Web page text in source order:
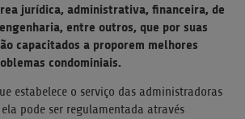
jurídica, administrativa, financeira, de
entre outros, que por suas
capacitados a proporem melhores
condominiais.
estabelece o serviço das administradoras
pode ser regulamentada através